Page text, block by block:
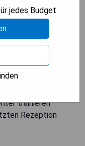
sich in
sind mit
Dock und
zur Verfügung.
trainieren
Rezeption
jedes Budget.